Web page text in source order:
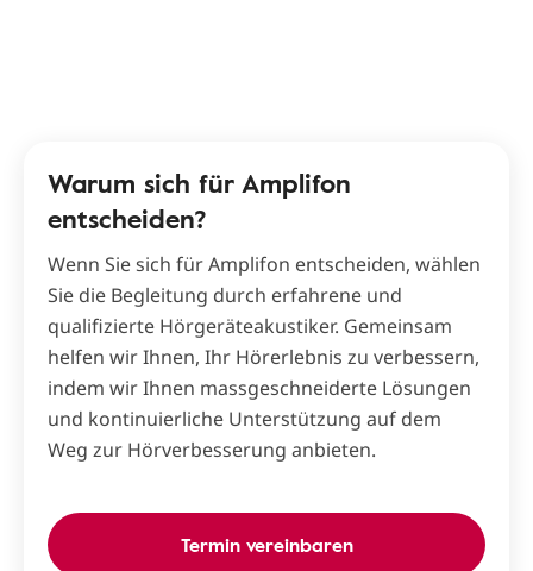
Warum sich für Amplifon
entscheiden?
Wenn Sie sich für Amplifon entscheiden, wählen
Sie die Begleitung durch erfahrene und
qualifizierte Hörgeräteakustiker. Gemeinsam
helfen wir Ihnen, Ihr Hörerlebnis zu verbessern,
indem wir Ihnen massgeschneiderte Lösungen
und kontinuierliche Unterstützung auf dem
Weg zur Hörverbesserung anbieten.
Termin vereinbaren